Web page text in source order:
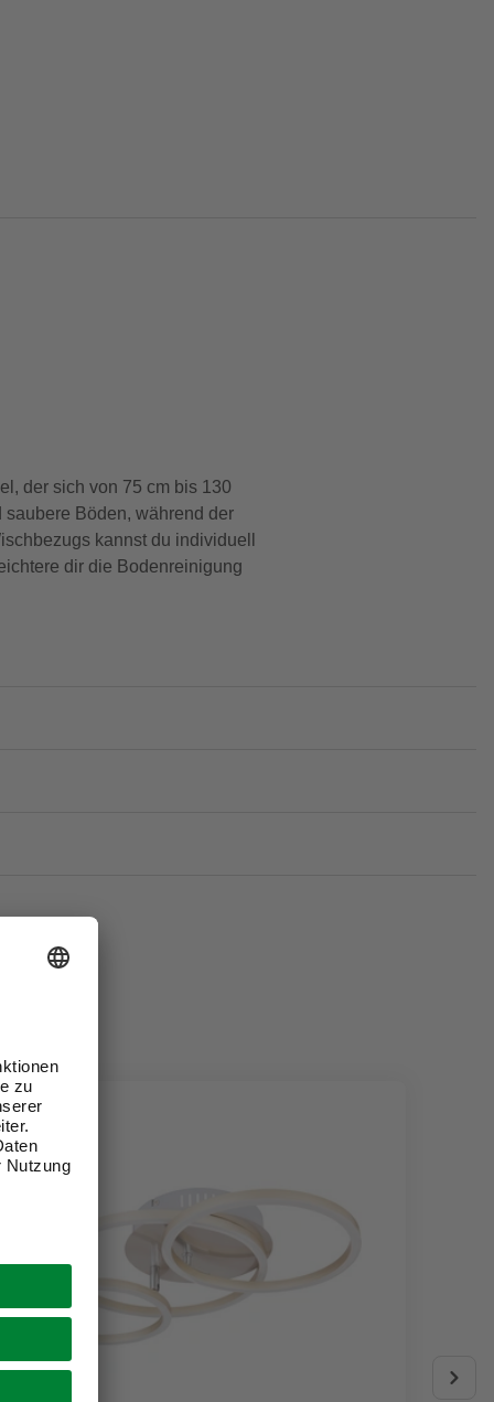
der sich von 75 cm bis 130
Böden, während der
kannst du individuell
dir die Bodenreinigung